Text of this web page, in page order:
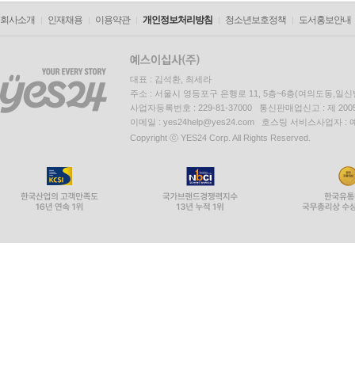
회사소개 인재채용 이용약관 개인정보처리방침 청소년보호정책 도서홍보안내
대표 : 김석환, 최세라
주소 : 서울시 영등포구 은행로 11, 5층~6층(여의도동,일신
사업자등록번호 : 229-81-37000 통신판매업신고 : 제
이메일 : yes24help@yes24.com 호스팅 서비스사업자 :
Copyright ⓒ YES24 Corp. All Rights Reserved.